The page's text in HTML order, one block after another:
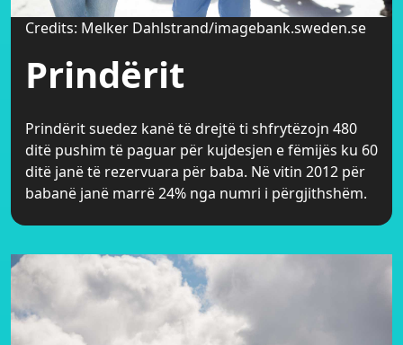
Credits: Melker Dahlstrand/imagebank.sweden.se
Prindërit
Prindërit suedez kanë të drejtë ti shfrytëzojn 480
ditë pushim të paguar për kujdesjen e fëmijës ku 60
ditë janë të rezervuara për baba. Në vitin 2012 për
babanë janë marrë 24% nga numri i përgjithshëm.